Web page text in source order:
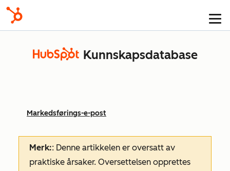
Kunnskapsdatabase
Markedsførings-e-post
Merk:: Denne artikkelen er oversatt av
praktiske årsaker. Oversettelsen opprettes